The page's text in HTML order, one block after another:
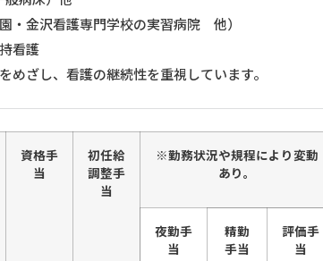
・金沢看護専門学校の実習病院 他）
看護
めざし、看護の継続性を重視しています。
資格手
当
初任給
調整手
当
※勤務状況や規程により変動
あり。
夜勤手
当
精勤
手当
評価手
当